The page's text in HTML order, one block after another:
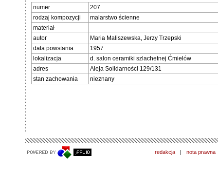
numer
207
rodzaj kompozycji
malarstwo ścienne
materiał
-
autor
Maria Maliszewska, Jerzy Trzepski
data powstania
1957
lokalizacja
d. salon ceramiki szlachetnej Ćmielów
adres
Aleja Solidarności 129/131
stan zachowania
nieznany
redakcja | nota prawna